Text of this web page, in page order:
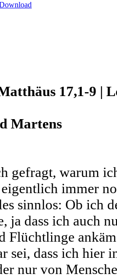
17,1-9 |
Martens
gefragt, warum
immer
sinnlos: Ob ich
ja dass ich auch
Flüchtlinge
sei, dass ich hier
nur von